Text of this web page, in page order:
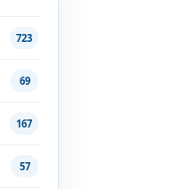
723
69
167
57